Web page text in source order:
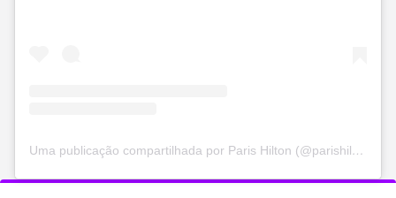
Uma publicação compartilhada por Paris Hilton (@parishilton)